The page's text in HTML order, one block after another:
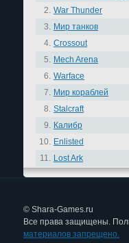
2. War Thunder
3. Мир танков
4. Crossout
5. Mech Arena
6. Warface
7. Мир кораблей
8. Stalcraft
9. Калибр
10. Enlisted
11. Lost Ark
© Shara-Games.ru
Все права защищены.
материалов запрещено.